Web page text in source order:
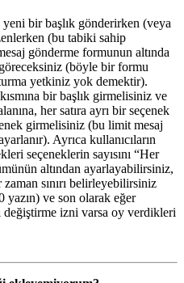
bir başlık gönderirken (veya
(bu tabiki sahip
gönderme formunun altında
(böyle bir formu
yetkiniz yok demektir).
bir başlık girmelisiniz ve
her satıra ayrı bir seçenek
girmelisiniz (bu limit mesaj
Ayrıca kullanıcıların
seçeneklerin sayısını “Her
altından ayarlayabilirsiniz,
sınırı belirleyebilirsiniz
yazın) ve son olarak eğer
değiştirme izni varsa oy verdikleri